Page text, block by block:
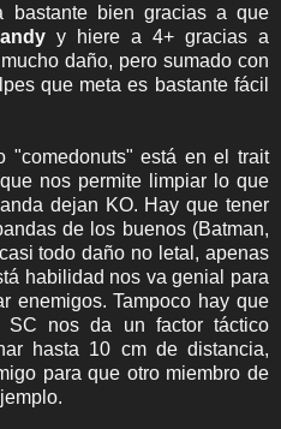
bastante bien gracias a que
y hiere a 4+ gracias a
daño, pero sumado con
que meta es bastante fácil
"comedonuts" está en el trait
nos permite limpiar lo que
dejan KO. Hay que tener
de los buenos (Batman,
todo daño no letal, apenas
habilidad nos va genial para
enemigos. Tampoco hay que
nos da un factor táctico
hasta 10 cm de distancia,
para que otro miembro de